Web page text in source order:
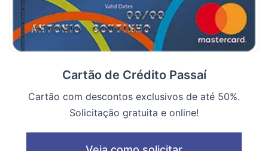
Cartão de Crédito Passaí
Cartão com descontos exclusivos de até 50%.
Solicitação gratuita e online!